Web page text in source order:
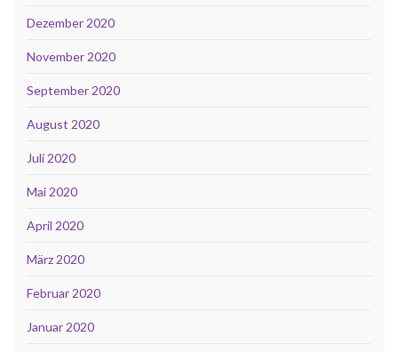
Dezember 2020
November 2020
September 2020
August 2020
Juli 2020
Mai 2020
April 2020
März 2020
Februar 2020
Januar 2020